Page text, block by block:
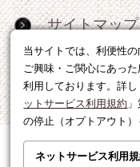
当サイトでは、利便性
ご興味・ご関心にあっ
利用しております。詳
ットサービス利用規約
の停止（オプトアウト）
ネットサービス利用
サイトマップ
RSS
広告出稿・
利用規約|個